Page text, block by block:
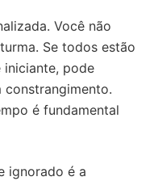
Você não
Se todos estão
iniciante, pode
constrangimento.
é fundamental
ignorado é a